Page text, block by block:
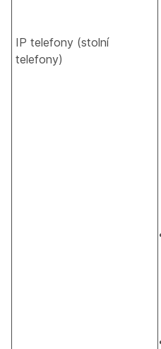
IP telefony (stolní
telefony)